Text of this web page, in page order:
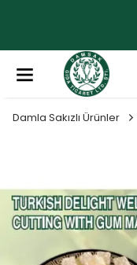
5000 TL
Damla Sakızlı Ürünler